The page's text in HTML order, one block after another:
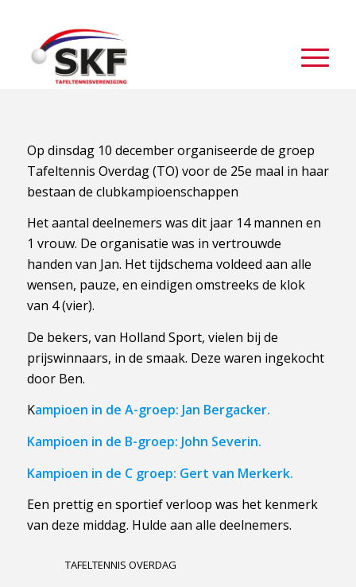
Op dinsdag 10 december organiseerde de groep
Tafeltennis Overdag (TO) voor de 25e maal in haar
bestaan de clubkampioenschappen
Het aantal deelnemers was dit jaar 14 mannen en
1 vrouw. De organisatie was in vertrouwde
handen van Jan. Het tijdschema voldeed aan alle
wensen, pauze, en eindigen omstreeks de klok
van 4 (vier).
De bekers, van Holland Sport, vielen bij de
prijswinnaars, in de smaak. Deze waren ingekocht
door Ben.
Kampioen in de A-groep: Jan Bergacker.
Kampioen in de B-groep: John Severin.
Kampioen in de C groep: Gert van Merkerk.
Een prettig en sportief verloop was het kenmerk
van deze middag. Hulde aan alle deelnemers.
TAFELTENNIS OVERDAG